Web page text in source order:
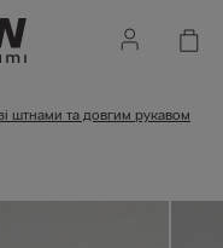
штнами та довгим рукавом